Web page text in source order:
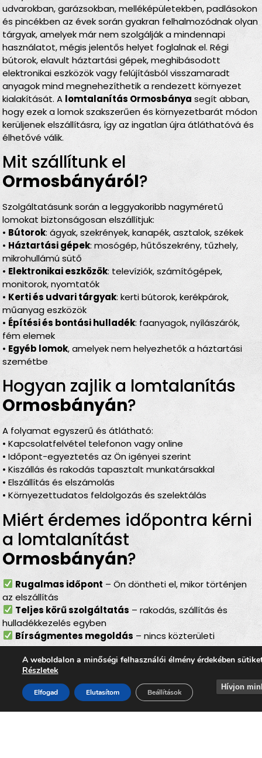
udvarokban, garázsokban, melléképületekben, padlásokon
és pincékben az évek során gyakran felhalmozódnak olyan
tárgyak, amelyek már nem szolgálják a mindennapi
használatot, mégis jelentős helyet foglalnak el. Régi
bútorok, elavult háztartási gépek, meghibásodott
elektronikai eszközök vagy felújításból visszamaradt
anyagok mind megnehezíthetik a rendezett környezet
kialakítását. A lomtalanítás Ormosbánya segít abban,
hogy ezek a lomok szakszerűen és környezetbarát módon
kerüljenek elszállításra, így az ingatlan újra átláthatóvá és
élhetővé válik.
Mit szállítunk el
Ormosbányáról?
Szolgáltatásunk során a leggyakoribb nagyméretű
lomokat biztonságosan elszállítjuk:
• Bútorok: ágyak, szekrények, kanapék, asztalok, székek
• Háztartási gépek: mosógép, hűtőszekrény, tűzhely,
mikrohullámú sütő
• Elektronikai eszközök: televíziók, számítógépek,
monitorok, nyomtatók
• Kerti és udvari tárgyak: kerti bútorok, kerékpárok,
műanyag eszközök
• Építési és bontási hulladék: faanyagok, nyílászárók,
fém elemek
• Egyéb lomok, amelyek nem helyezhetők a háztartási
szemétbe
Hogyan zajlik a lomtalanítás
Ormosbányán?
A folyamat egyszerű és átlátható:
• Kapcsolatfelvétel telefonon vagy online
• Időpont-egyeztetés az Ön igényei szerint
• Kiszállás és rakodás tapasztalt munkatársakkal
• Elszállítás és elszámolás
• Környezettudatos feldolgozás és szelektálás
Miért érdemes időpontra kérni
a lomtalanítást
Ormosbányán?
Rugalmas időpont – Ön döntheti el, mikor történjen
az elszállítás
Teljes körű szolgáltatás – rakodás, szállítás és
hulladékkezelés egyben
Bírságmentes megoldás – nincs közterületi
kihelyezés
Környezetbarát feldolgozás– felelős, szelektív
hulladékkezelés
Gyors ügyintézés– szervezett, hatékony lebonyolítás
A weboldalon a minőségi felhasználói élmény érdekében
Részletek
Elfogad Elutasítom Beállítások
Hívjon